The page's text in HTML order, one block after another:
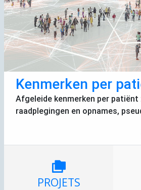
Kenmerken per
Afgeleide kenmerken per patiënt
raadplegingen en opnames,
PROJETS